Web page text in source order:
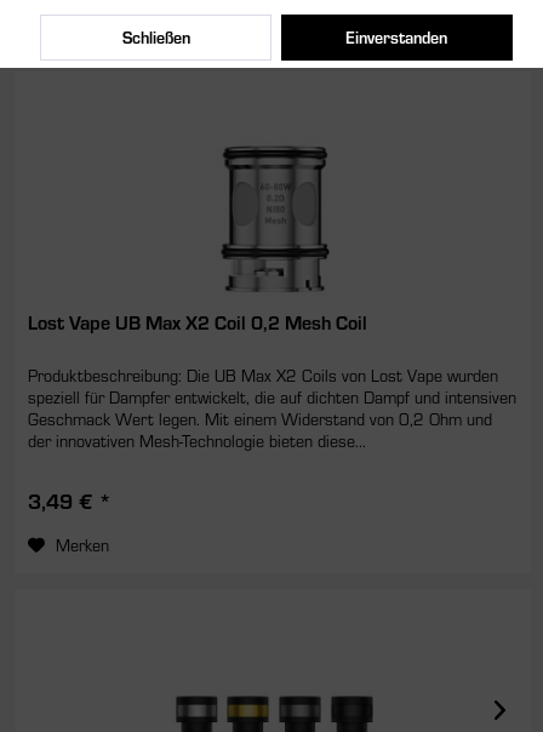
Lost Vape UB Max X2 Coil 0,2 Mesh Coil
Produktbeschreibung: Die UB Max X2 Coils von Lost Vape wurden
speziell für Dampfer entwickelt, die auf dichten Dampf und intensiven
Geschmack Wert legen. Mit einem Widerstand von 0,2 Ohm und
der innovativen Mesh-Technologie bieten diese...
3,49 € *
Merken
Einverstanden
Schließen